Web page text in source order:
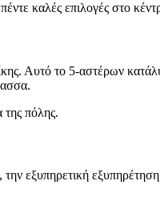
καλές επιλογές στο
Αυτό το 5-αστέρων
της πόλης.
εξυπηρετική εξυπηρέτηση